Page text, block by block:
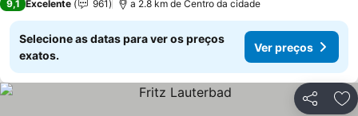
9,1 Excelente 961 a 2.8 km de Centro da cidade
Selecione as datas para ver os preços
exatos.
Ver preços
Partilhar